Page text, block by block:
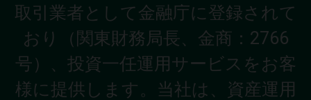
取引業者として金融庁に登録されて
おり（関東財務局長、金商：2766
号）、投資一任運用サービスをお客
様に提供します。当社は、資産運用